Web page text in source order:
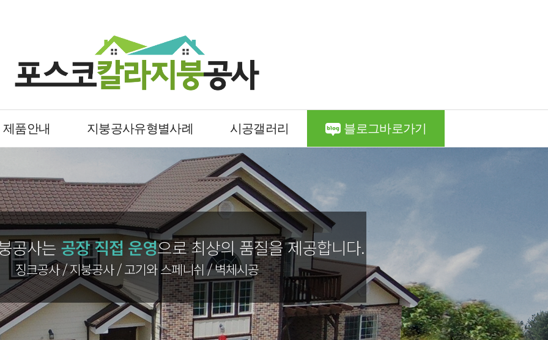
제품안내 지붕공사유형별사례 시공갤러리 블로그바로가기
공사는공장 직접 운영으로 최상의 품질을 제공합니다.
징크공사 / 지붕공사 / 고기와 스페니쉬 / 벽체시공